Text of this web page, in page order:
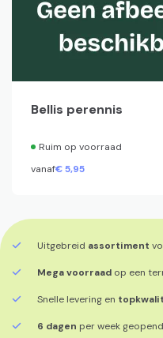
Bellis perennis
Ruim op voorraad
vanaf€5,95
Uitgebreid assortiment
Mega voorraad op een
Snelle levering en
6 dagen per week geopend